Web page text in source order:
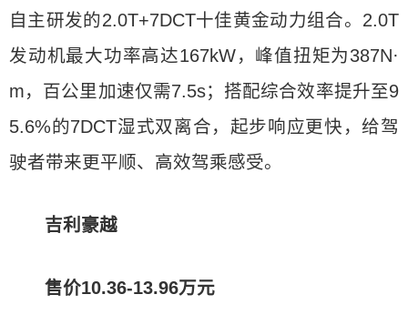
自主研发的2.0T+7DCT十佳黄金动力组合。2.0T
发动机最大功率高达167kW，峰值扭矩为387N·
m，百公里加速仅需7.5s；搭配综合效率提升至9
5.6%的7DCT湿式双离合，起步响应更快，给驾
驶者带来更平顺、高效驾乘感受。
吉利豪越
售价10.36-13.96万元